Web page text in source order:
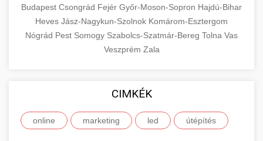
Budapest Csongrád Fejér Győr-Moson-Sopron Hajdú-Bihar
Heves Jász-Nagykun-Szolnok Komárom-Esztergom
Nógrád Pest Somogy Szabolcs-Szatmár-Bereg Tolna Vas
Veszprém Zala
CIMKÉK
online marketing led útépítés